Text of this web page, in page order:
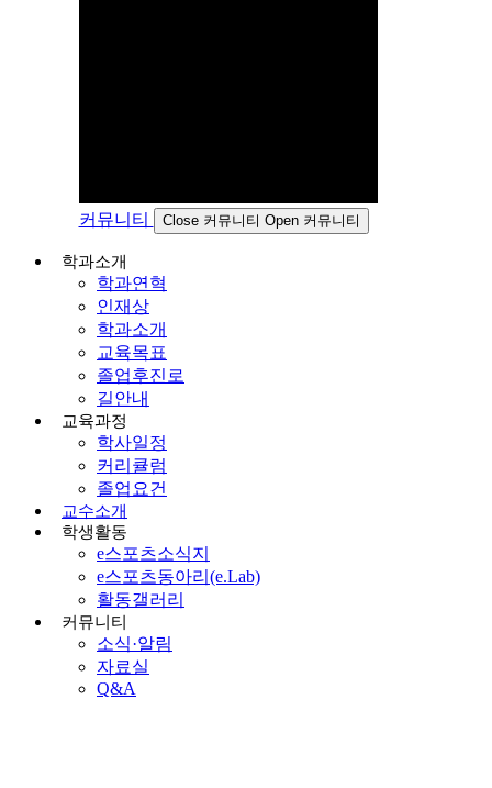
커뮤니티 Close 커뮤니티 Open 커뮤니티
학과소개
학과연혁
인재상
학과소개
교육목표
졸업후진로
길안내
교육과정
학사일정
커리큘럼
졸업요건
교수소개
학생활동
e스포츠소식지
e스포츠동아리(e.Lab)
활동갤러리
커뮤니티
소식·알림
자료실
Q&A